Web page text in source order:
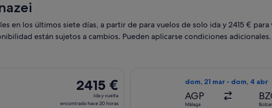
en los últimos siete días, a partir de para vuelos de solo ida y 2415 €
están sujetos a cambios. Pueden aplicarse condiciones adicionales.
2415 €
Ida
y
2415 €
Ida y vuelta
encontrado hace 20 horas
dom, 21 mar - dom, 4 abr
AGP
Málaga